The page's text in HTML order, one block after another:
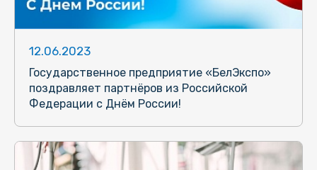
12.06.2023
Государственное предприятие «БелЭкспо»
поздравляет партнёров из Российской
Федерации с Днём России!